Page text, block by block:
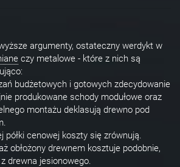
argumenty, ostateczny werdykt w
czy metalowe - które z nich są
budżetowych i gotowych zdecydowanie
produkowane schody modułowe oraz
montażu deklasują drewno pod
półki cenowej koszty się zrównują.
obłożony drewnem kosztuje podobnie,
drewna jesionowego.